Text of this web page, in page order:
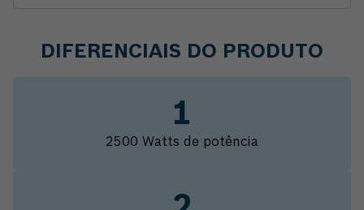
DIFERENCIAIS DO PRODUTO
2500 Watts de potência